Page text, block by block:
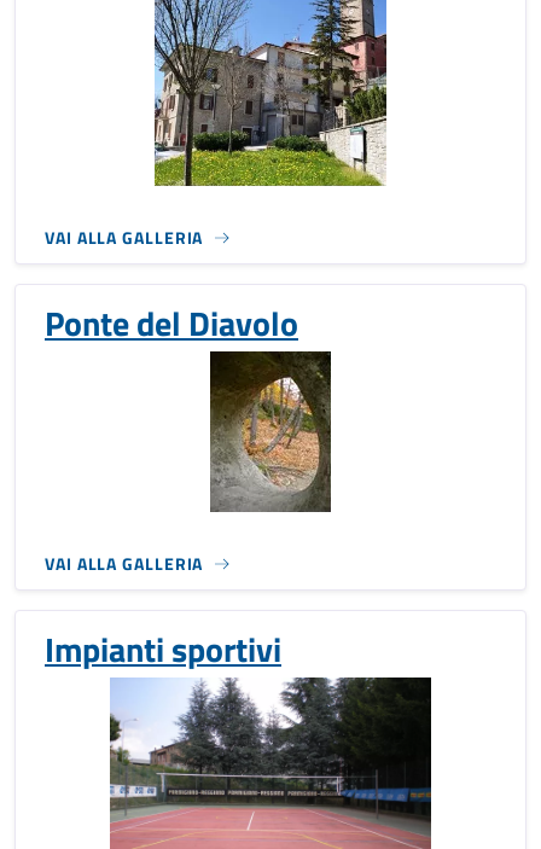
VAI ALLA GALLERIA
Ponte del Diavolo
VAI ALLA GALLERIA
Impianti sportivi